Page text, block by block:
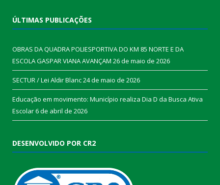
ÚLTIMAS PUBLICAÇÕES
OBRAS DA QUADRA POLIESPORTIVA DO KM 85 NORTE E DA
ESCOLA GASPAR VIANA AVANÇAM 26 de maio de 2026
SECTUR / Lei Aldir Blanc24 de maio de 2026
Educação em movimento: Município realiza Dia D da Busca Ativa
Escolar6 de abril de 2026
DESENVOLVIDO POR CR2